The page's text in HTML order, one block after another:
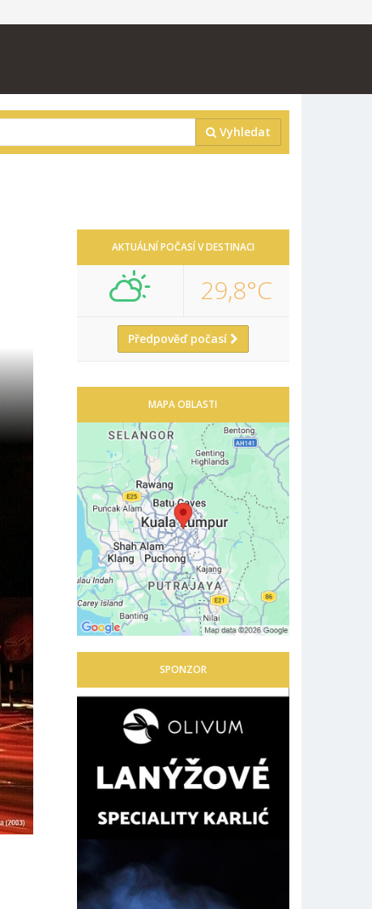
Vyhledat
AKTUÁLNÍ POČASÍ V DESTINACI
29,8°C
Předpověď počasí
MAPA OBLASTI
SPONZOR